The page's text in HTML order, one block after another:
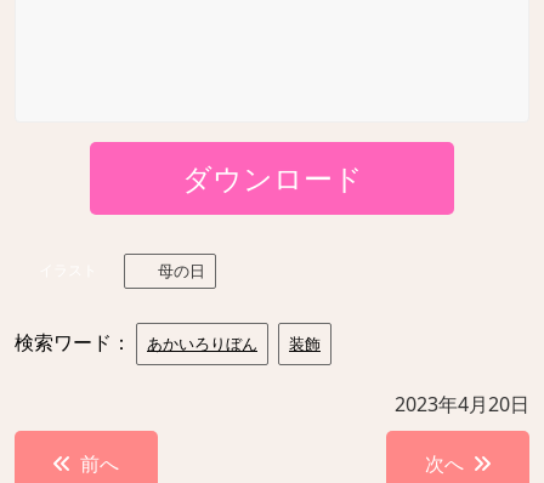
ダウンロード
母の日
検索ワード： あかいろりぼん 装飾
2023年4月20日
投
前へ 次へ